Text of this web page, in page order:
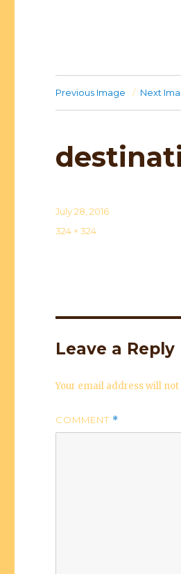
Previous Image Next
Posted
on
July 28, 2016
Full
324 × 324
Leave a Reply
Your email address will not
COMMENT *